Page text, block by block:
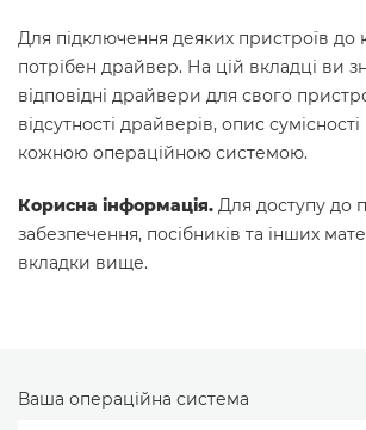
Для підключення деяких пристроїв до
потрібен драйвер. На цій вкладці ви
відповідні драйвери для свого
відсутності драйверів, опис
кожною операційною системою.
Корисна інформація. Для доступу до
забезпечення, посібників та інших
вкладки вище.
Ваша операційна система